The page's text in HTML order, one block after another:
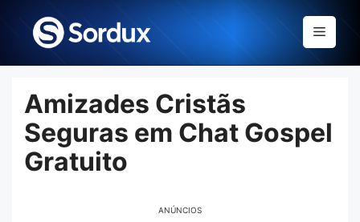
content
Menu
Amizades Cristãs
Seguras em Chat Gospel
Gratuito
ANÚNCIOS